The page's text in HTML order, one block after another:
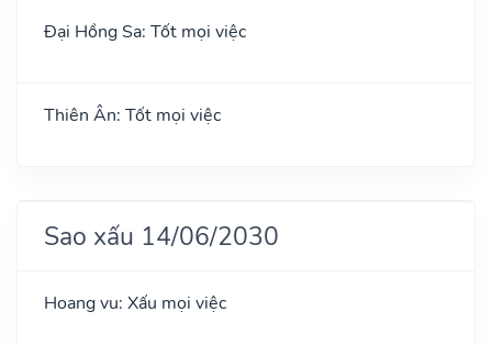
Đại Hồng Sa: Tốt mọi việc
Thiên Ân: Tốt mọi việc
Sao xấu 14/06/2030
Hoang vu: Xấu mọi việc